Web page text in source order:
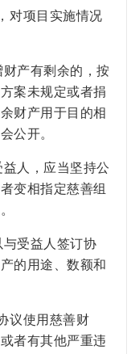
对项目实施情况
产有剩余的，按
案未规定或者捐
财产用于目的相
公开。
人，应当坚持公
变相指定慈善组
受益人签订协
的用途、数额和
议使用慈善财
者有其他严重违